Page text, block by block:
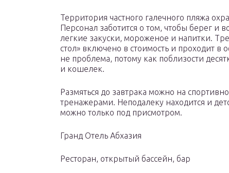
Территория частного галечного пляжа
Персонал заботится о том, чтобы берег и
легкие закуски, мороженое и напитки.
стол» включено в стоимость и проходит в
не проблема, потому как поблизости
и кошелек.
Размяться до завтрака можно на
тренажерами. Неподалеку находится и
можно только под присмотром.
Гранд Отель Абхазия
Ресторан, открытый бассейн, бар